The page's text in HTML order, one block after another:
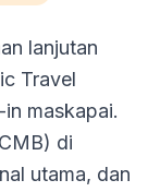
lanjutan
Travel
maskapai.
di
utama, dan